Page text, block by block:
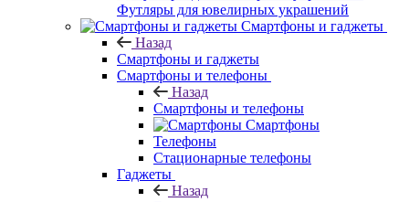
Футляры для ювелирных украшений
Смартфоны и гаджеты
Назад
Смартфоны и гаджеты
Смартфоны и телефоны
Назад
Смартфоны и телефоны
Смартфоны
Телефоны
Стационарные телефоны
Гаджеты
Назад